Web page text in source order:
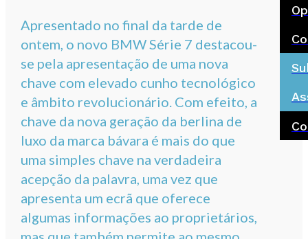
Apresentado no final da tarde de
ontem, o novo BMW Série 7 destacou-
se pela apresentação de uma nova
chave com elevado cunho tecnológico
e âmbito revolucionário. Com efeito, a
chave da nova geração da berlina de
luxo da marca bávara é mais do que
uma simples chave na verdadeira
acepção da palavra, uma vez que
apresenta um ecrã que oferece
algumas informações ao proprietários,